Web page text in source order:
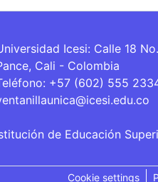
Icesi: Calle 18
Cali - Colombia
+57 (602) 555
de Educación
Cookie settings